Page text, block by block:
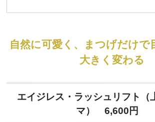
自然に可愛く、まつげだけで
大きく変わる
エイジレス・ラッシュリフト（
マ） 6,600円